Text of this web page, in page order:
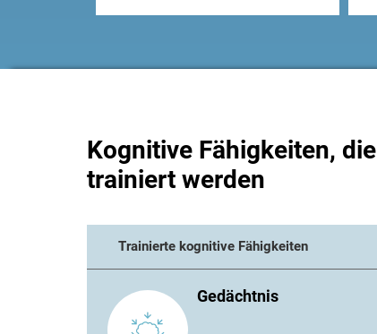
Kognitive Fähigkeiten, die
trainiert werden
Trainierte kognitive Fähigkeiten
Gedächtnis